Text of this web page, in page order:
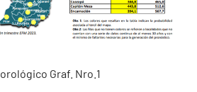
Graf. Nro.1